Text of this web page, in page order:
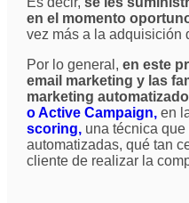
en el momento
vez más a la adquisición
Por lo general, en este
email marketing y las
marketing
o Active Campaign,en
scoring,una técnica que
automatizadas, qué tan
cliente de realizar la